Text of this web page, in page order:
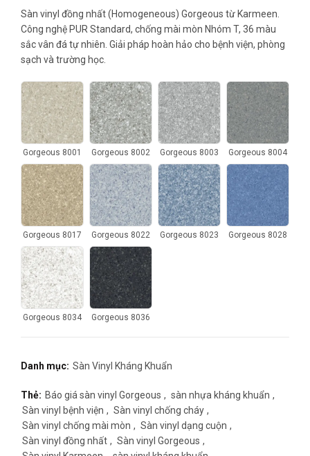
gốc
là:
hiện
tại
335.000₫.
Sàn vinyl đồng nhất (Homogeneous) Gorgeous từ Karmeen.
Công nghệ PUR Standard, chống mài mòn Nhóm T, 36 màu
sắc vân đá tự nhiên. Giải pháp hoàn hảo cho bệnh viện, phòng
sạch và trường học.
Gorgeous 8001 Gorgeous 8002 Gorgeous 8003 Gorgeous 8004
Gorgeous 8017 Gorgeous 8022 Gorgeous 8023 Gorgeous 8028
Gorgeous 8034 Gorgeous 8036
Danh mục: Sàn Vinyl Kháng Khuẩn
Thẻ: Báo giá sàn vinyl Gorgeous , sàn nhựa kháng khuẩn ,
Sàn vinyl bệnh viện , Sàn vinyl chống cháy ,
Sàn vinyl chống mài mòn , Sàn vinyl dạng cuộn ,
Sàn vinyl đồng nhất , Sàn vinyl Gorgeous ,